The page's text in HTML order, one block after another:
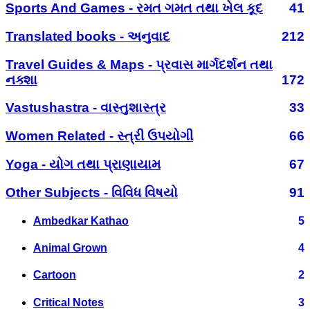
Sports And Games - રમત ગમત તથા ખેલ કૂદ
41
Translated books - અનુવાદ
212
Travel Guides & Maps - પ્રવાસ માર્ગદર્શન તથા
નક્શા
172
Vastushastra - વાસ્તુશાસ્ત્ર
33
Women Related - સ્ત્રી ઉપયોગી
66
Yoga - યોગ તથા પ્રાણાયામ
67
Other Subjects - વિવિધ વિષયો
91
Ambedkar Kathao 5
Animal Grown 4
Cartoon 2
Critical Notes 3